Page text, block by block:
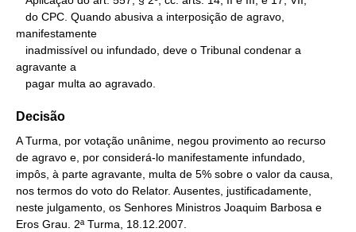
manifestamente
agravante a
   pagar multa ao agravado.
Decisão
A Turma, por votação unânime, negou provimento ao recurso
de agravo e, por considerá-lo manifestamente infundado,
impôs, à parte agravante, multa de 5% sobre o valor da causa,
nos termos do voto do Relator. Ausentes, justificadamente,
neste julgamento, os Senhores Ministros Joaquim Barbosa e
Eros Grau. 2ª Turma, 18.12.2007.